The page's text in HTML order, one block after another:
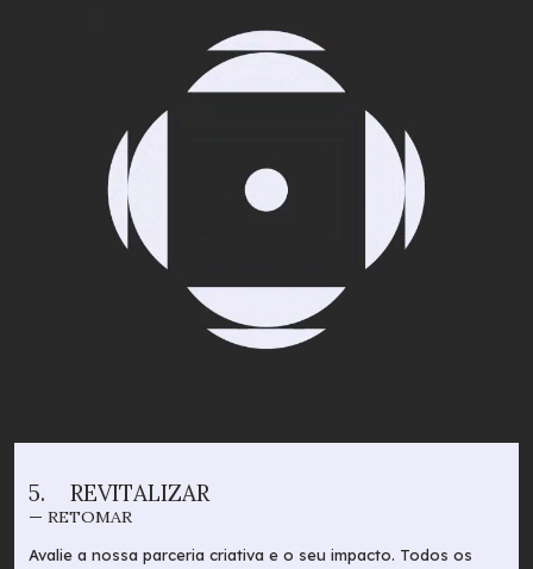
5. REVITALIZAR
— RETOMAR
Avalie a nossa parceria criativa e o seu impacto. Todos os